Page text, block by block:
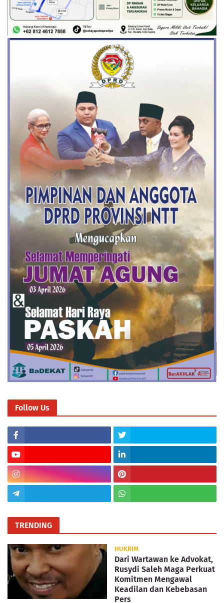
Follow Us
TRENDING
HUKRIM
Dari Wartawan ke Advokat,
Rusydi Saleh Maga Perkuat
Komitmen Mengawal
Keadilan dan Kebebasan
Pers